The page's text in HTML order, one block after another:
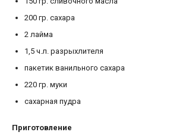
200 гр. сахара
2 лайма
1,5 ч.л. разрыхлителя
пакетик ванильного сахара
220 гр. муки
сахарная пудра
Приготовление